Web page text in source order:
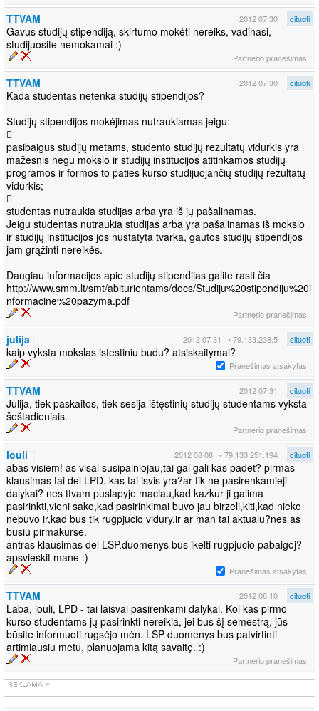
TTVAM 2012 07 30 cituoti
Gavus studijų stipendiją, skirtumo mokėti nereiks, vadinasi,
studijuosite nemokamai :)
Partnerio pranešimas
TTVAM 2012 07 30 cituoti
Kada studentas netenka studijų stipendijos?
Studijų stipendijos mokėjimas nutraukiamas jeigu:

pasibaigus studijų metams, studento studijų rezultatų vidurkis yra
mažesnis negu mokslo ir studijų institucijos atitinkamos studijų
programos ir formos to paties kurso studijuojančių studijų rezultatų
vidurkis;

studentas nutraukia studijas arba yra iš jų pašalinamas.
Jeigu studentas nutraukia studijas arba yra pašalinamas iš mokslo
ir studijų institucijos jos nustatyta tvarka, gautos studijų stipendijos
jam grąžinti nereikės.
Daugiau informacijos apie studijų stipendijas galite rasti čia
http://www.smm.lt/smt/abiturientams/docs/Studiju%20stipendiju%20i
nformacine%20pazyma.pdf
Partnerio pranešimas
julija 2012 07 31 • 79.133.238.5 cituoti
kaip vyksta mokslas istestiniu budu? atsiskaitymai?
Pranešimas atsakytas
TTVAM 2012 07 31 cituoti
Julija, tiek paskaitos, tiek sesija ištęstinių studijų studentams vyksta
šeštadieniais.
Partnerio pranešimas
louli 2012 08 08 • 79.133.251.194 cituoti
abas visiem! as visai susipainiojau,tai gal gali kas padet? pirmas
klausimas tai del LPD. kas tai isvis yra?ar tik ne pasirenkamieji
dalykai? nes ttvam puslapyje maciau,kad kazkur ji galima
pasirinkti,vieni sako,kad pasirinkimai buvo jau birzeli,kiti,kad nieko
nebuvo ir,kad bus tik rugpjucio vidury.ir ar man tai aktualu?nes as
busiu pirmakurse.
antras klausimas del LSP.duomenys bus ikelti rugpjucio pabaigoj?
apsvieskit mane :)
Pranešimas atsakytas
TTVAM 2012 08 10 cituoti
Laba, louli, LPD - tai laisvai pasirenkami dalykai. Kol kas pirmo
kurso studentams jų pasirinkti nereikia, jei bus šį semestrą, jūs
būsite informuoti rugsėjo mėn. LSP duomenys bus patvirtinti
artimiausiu metu, planuojama kitą savaitę. :)
Partnerio pranešimas